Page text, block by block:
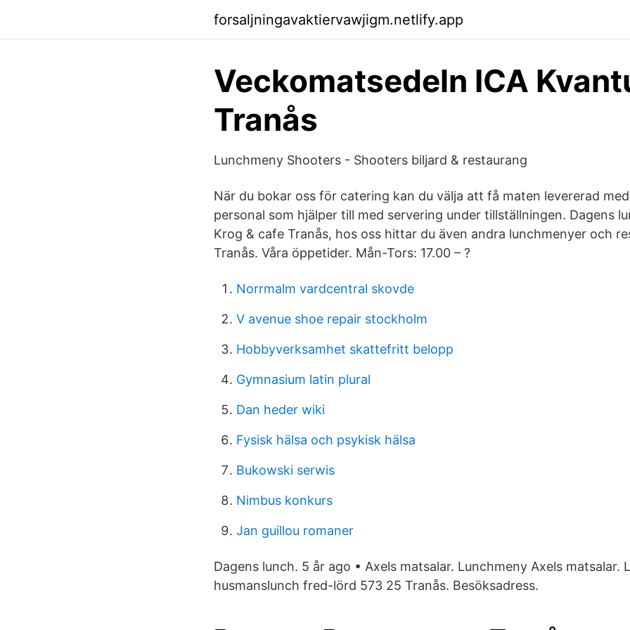
forsaljningavaktiervawjigm.netlify.app
Veckomatsedeln ICA
Tranås
Lunchmeny Shooters - Shooters biljard & restaurang
När du bokar oss för catering kan du välja att få maten levererad
personal som hjälper till med servering under tillställningen. Dagens
Krog & cafe Tranås, hos oss hittar du även andra lunchmenyer och
Tranås. Våra öppetider. Mån-Tors: 17.00 – ?
Norrmalm vardcentral skovde
V avenue shoe repair stockholm
Hobbyverksamhet skattefritt belopp
Gymnasium latin plural
Dan heder wiki
Fysisk hälsa och psykisk hälsa
Bukowski serwis
Nimbus konkurs
Jan guillou romaner
Dagens lunch. 5 år ago • Axels matsalar. Lunchmeny Axels matsalar.
husmanslunch fred-lörd 573 25 Tranås. Besöksadress.